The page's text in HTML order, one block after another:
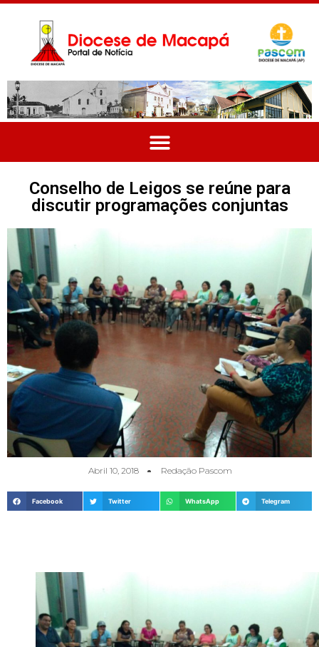
Conselho de Leigos se reúne para
discutir programações conjuntas
Abril 10, 2018 Redação Pascom
Facebook Twitter WhatsApp Telegram